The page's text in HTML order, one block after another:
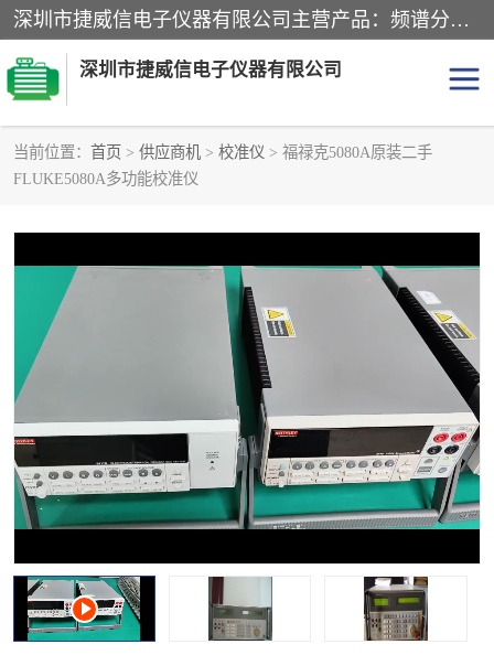
深圳市捷威信电子仪器有限公司主营产品：频谱分析仪.信号发生器.网络分析仪.音频分析仪，示波器，电源，音频分析仪。综合测试仪。蓝牙测试仪等
深圳市捷威信电子仪器有限公司
当前位置： 首页 > 供应商机 > 校准仪 > 福禄克5080A原装二手
FLUKE5080A多功能校准仪
探头
音频分析仪
万用表
数字源表 数字源表
校准仪 函数信号发生器
示波器 直流电源
阻抗分析仪